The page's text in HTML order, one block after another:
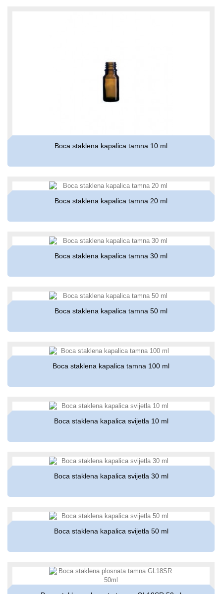
Boca staklena kapalica tamna 10 ml
Boca staklena kapalica tamna 20 ml
Boca staklena kapalica tamna 30 ml
Boca staklena kapalica tamna 50 ml
Boca staklena kapalica tamna 100 ml
Boca staklena kapalica svijetla 10 ml
Boca staklena kapalica svijetla 30 ml
Boca staklena kapalica svijetla 50 ml